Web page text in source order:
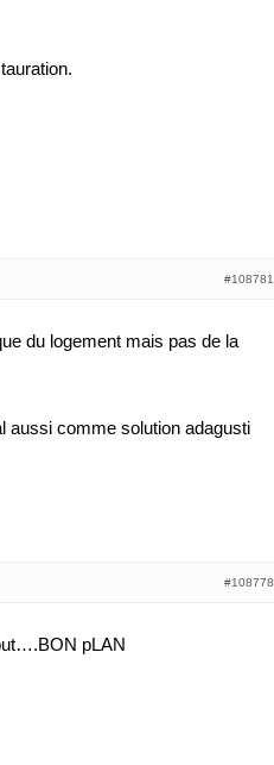
#108781
du logement mais pas de la
aussi comme solution adagusti
#108778
pLAN